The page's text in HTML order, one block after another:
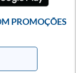
PROMOÇÕES